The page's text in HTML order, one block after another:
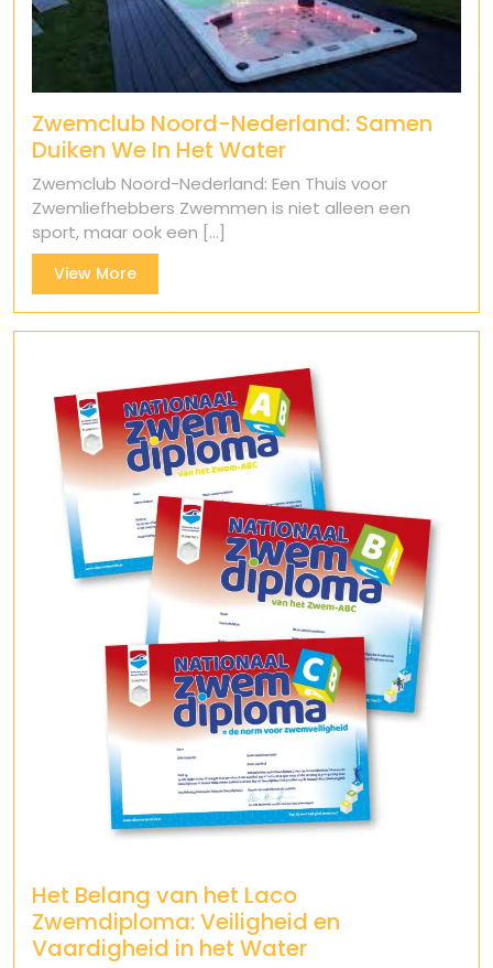
Zwemclub Noord-Nederland: Samen
Duiken We In Het Water
Zwemclub Noord-Nederland: Een Thuis voor
Zwemliefhebbers Zwemmen is niet alleen een
sport, maar ook een [...]
View MoreView
More
Het Belang van het Laco
Zwemdiploma: Veiligheid en
Vaardigheid in het Water